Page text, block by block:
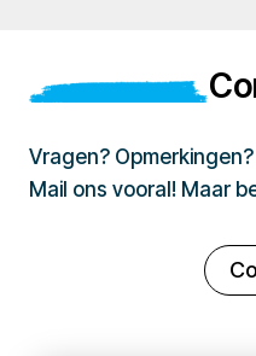
Vragen?
Mail ons vooral! Maar